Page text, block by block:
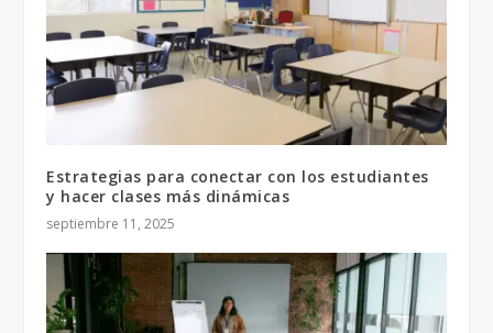
Estrategias para conectar con los estudiantes
y hacer clases más dinámicas
septiembre 11, 2025